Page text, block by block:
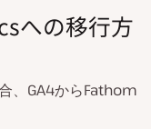
への移行方
、GA4からFathom